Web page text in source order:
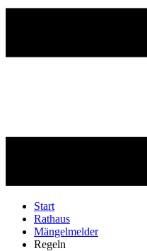
Start
Rathaus
Mängelmelder
Regeln